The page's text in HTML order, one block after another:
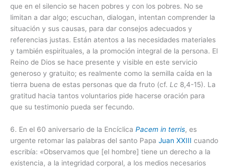
que en el silencio se hacen pobres y con los pobres. No se
limitan a dar algo; escuchan, dialogan, intentan comprender la
situación y sus causas, para dar consejos adecuados y
referencias justas. Están atentos a las necesidades materiales
y también espirituales, a la promoción integral de la persona. El
Reino de Dios se hace presente y visible en este servicio
generoso y gratuito; es realmente como la semilla caída en la
tierra buena de estas personas que da fruto (cf. Lc 8,4-15). La
gratitud hacia tantos voluntarios pide hacerse oración para
que su testimonio pueda ser fecundo.
6. En el 60 aniversario de la Encíclica Pacem in terris, es
urgente retomar las palabras del santo Papa Juan XXIII cuando
escribía: «Observamos que [el hombre] tiene un derecho a la
existencia, a la integridad corporal, a los medios necesarios